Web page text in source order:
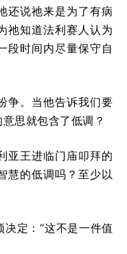
还说祂来是为了有病
祂知道法利赛人认为
段时间内尽量保守自
争。当他告诉我们要
思就包含了低调？
亚王进临门庙叩拜的
慧的低调吗？至少以
定：“这不是一件值